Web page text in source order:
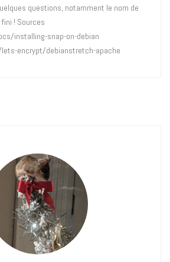
questions, notamment le nom de
! Sources
installing-snap-on-debian
encrypt/debianstretch-apache